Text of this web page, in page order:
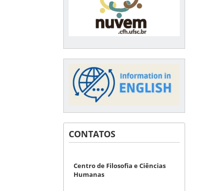
CONTATOS
Centro de Filosofia e Ciências
Humanas